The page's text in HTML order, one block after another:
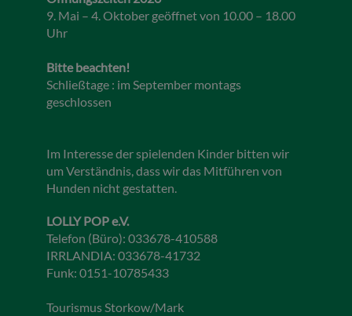
9. Mai – 4. Oktober geöffnet von 10.00 – 18.00
Uhr
Bitte beachten!
Schließtage : im September montags
geschlossen
Im Interesse der spielenden Kinder bitten wir
um Verständnis, dass wir das Mitführen von
Hunden nicht gestatten.
LOLLY POP e.V.
Telefon (Büro): 033678-410588
IRRLANDIA: 033678-41732
Funk: 0151-10785433
Tourismus Storkow/Mark